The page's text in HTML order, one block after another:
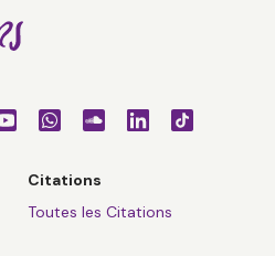
Citations
Toutes les Citations